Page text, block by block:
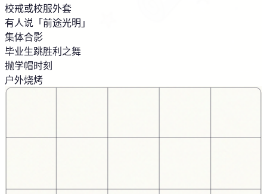
校戒或校服外套
有人说「前途光明」
集体合影
毕业生跳胜利之舞
抛学帽时刻
户外烧烤